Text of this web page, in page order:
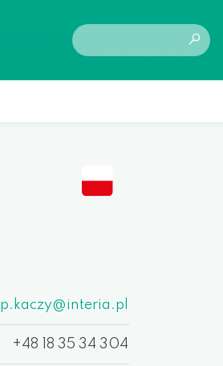
p.kaczy@interia.pl
+48 18 35 34 304